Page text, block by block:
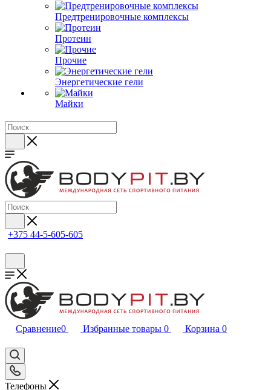
Предтренировочные комплексы
Протеин
Прочие
Энергетические гели
Майки
+375 44-5-605-605
Сравнение0 Избранные товары 0 Корзина 0
Телефоны